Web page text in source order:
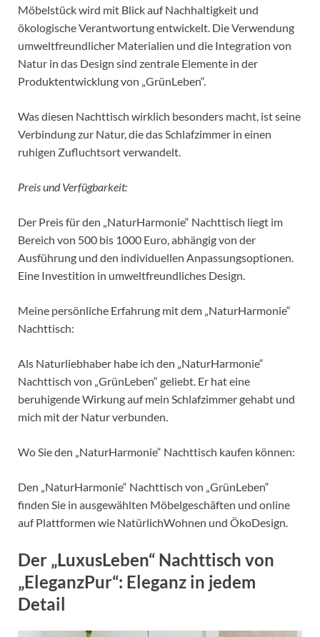
Möbelstück wird mit Blick auf Nachhaltigkeit und
ökologische Verantwortung entwickelt. Die Verwendung
umweltfreundlicher Materialien und die Integration von
Natur in das Design sind zentrale Elemente in der
Produktentwicklung von „GrünLeben“.
Was diesen Nachttisch wirklich besonders macht, ist seine
Verbindung zur Natur, die das Schlafzimmer in einen
ruhigen Zufluchtsort verwandelt.
Preis und Verfügbarkeit:
Der Preis für den „NaturHarmonie“ Nachttisch liegt im
Bereich von 500 bis 1000 Euro, abhängig von der
Ausführung und den individuellen Anpassungsoptionen.
Eine Investition in umweltfreundliches Design.
Meine persönliche Erfahrung mit dem „NaturHarmonie“
Nachttisch:
Als Naturliebhaber habe ich den „NaturHarmonie“
Nachttisch von „GrünLeben“ geliebt. Er hat eine
beruhigende Wirkung auf mein Schlafzimmer gehabt und
mich mit der Natur verbunden.
Wo Sie den „NaturHarmonie“ Nachttisch kaufen können:
Den „NaturHarmonie“ Nachttisch von „GrünLeben“
finden Sie in ausgewählten Möbelgeschäften und online
auf Plattformen wie NatürlichWohnen und ÖkoDesign.
Der „LuxusLeben“ Nachttisch von
„EleganzPur“: Eleganz in jedem
Detail